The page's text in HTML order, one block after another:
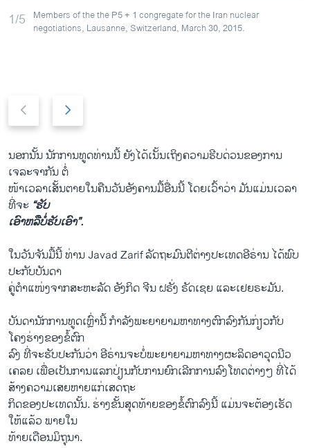
1/5 Members of the the P5 + 1 congregate for the Iran nuclear
negotiations, Lausanne, Switzerland, March 30, 2015.
e
v
i
o
u
s
l
i
d
e
x
t
s
l
d
ນອກ​ນັ້ນ ນັກ​ການ​ທູດ​ທ່ານ​ນີ້ ຍັງ​ໄດ້​ເນັ້ນ​ເຖິງ​ຄວາມ​ຮີບ​ດ່ວນ​ຂອງ​ການ​
ເຈລະຈາ​ກັນ​ ​ຕໍ່
ໜ້າ​ເວລາ​ເສັ້ນ​ຕາຍໃນ​ຄືນ​ວັນ​ອັງຄານ​ມື້​ອື່ນ​ນີ້ ​ໂດຍ​ເວົ້າ​ວ່າ ມັນ​ແມ່ນເວລາ
ທີ່​ຈະ “ຮັບ
​ເອົາ​ຫລື​ບໍ່​ຮັບ​ເອົາ”.
​ໃນ​ວັນ​ຈັນ​ມື້​ນີ້ ທ່ານ Javad Zarif ລັດຖະມົນຕີ​ຕ່າງປະ​ເທດ​ອີຣ່ານ ​ໄດ້​ພົບ​
ປະ​ກັບ​ບັນດາ
​ຄູ່​ຕຳ​ແໜ່​ງຈາກ​ສະຫະລັດ ອັງກິດ ຈີນ ຝຣັ່ງ ຣັດ​ເຊຍ ​ແລະ​ເຢຍຣະມັນ.
ບັນດາ​ນັກ​ການ​ທູດ​ເຫຼົ່າ​ນີ້ ກຳລັງ​ພະຍາຍາມ​ຫາ​ທາງ​ຕົກລົງ​ກັນ​ກ່ຽວ​ກັບ ​
ໂຄງ​ຮ່າງ​ຂອງ​ຂໍ້​ຕົກ
ລົງ ​ທີ່​ຈະ​ຮັບປະກັນ​ວ່າ ອີຣ່ານຈະ​ບໍ່​ພະຍາຍາມ​ຫາ​ທາງຜະລິດ​ອາວຸດ​ນີວ​
ເຄລຍ ​ເພື່ອ​ເປັນ​ການ​ແລກປ່ຽນ​ກັບ​ການ​ຍົກ​ເລີກ​ການ​ລົງ​ໂທດຕ່າງໆ ​ທີ່​ໄດ້​
ສ້າງ​ຄວາມ​ເສຍ​ຫາຍ​ແກ່ເສດຖະ
ກິດຂອງປະ​ເທດ​ນັ້ນ. ຮ່າງ​ຂັ້ນ​ສຸດ​ທ້າຍ​ຂອງ​ຂໍ້​ຕົກລົ​ງນີ້ ແມ່ນ​ຈະ​ຕ້ອງ​ເຮັດ​
ໃຫ້ແລ້ວ ພາຍໃນ
​ທ້າຍ​ເດືອນ​ມິຖຸນາ.